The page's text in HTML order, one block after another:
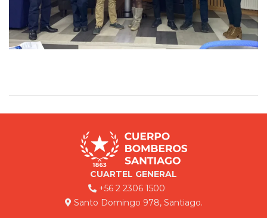
CUARTEL GENERAL
+56 2 2306 1500
Santo Domingo 978, Santiago.